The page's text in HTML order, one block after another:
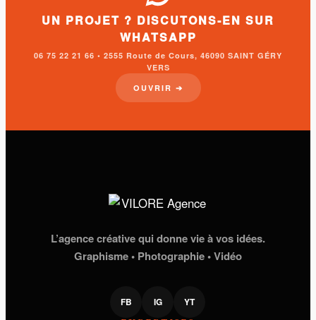
UN PROJET ? DISCUTONS-EN SUR
WHATSAPP
06 75 22 21 66 • 2555 Route de Cours, 46090 SAINT GÉRY
VERS
OUVRIR ➔
L’agence créative qui donne vie à vos idées.
Graphisme • Photographie • Vidéo
FB IG
YT